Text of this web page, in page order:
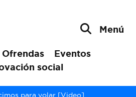
Ofrendas
Eventos
social
Menú
para volar [Video]